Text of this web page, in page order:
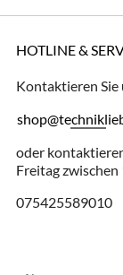
HOTLINE &
Kontaktieren Sie
oder
Freitag
075425589010